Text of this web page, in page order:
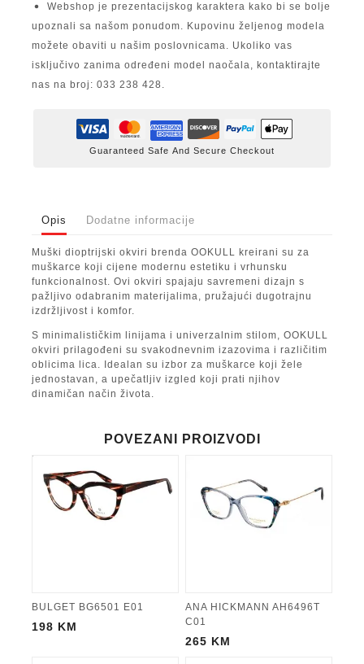
Webshop je prezentacijskog karaktera kako bi se bolje
upoznali sa našom ponudom. Kupovinu željenog modela
možete obaviti u našim poslovnicama. Ukoliko vas
isključivo zanima određeni model naočala, kontaktirajte
nas na broj: 033 238 428.
Guaranteed Safe And Secure Checkout
Opis Dodatne informacije
Muški dioptrijski okviri brenda OOKULL kreirani su za
muškarce koji cijene modernu estetiku i vrhunsku
funkcionalnost. Ovi okviri spajaju savremeni dizajn s
pažljivo odabranim materijalima, pružajući dugotrajnu
izdržljivost i komfor.
S minimalističkim linijama i univerzalnim stilom, OOKULL
okviri prilagođeni su svakodnevnim izazovima i različitim
oblicima lica. Idealan su izbor za muškarce koji žele
jednostavan, a upečatljiv izgled koji prati njihov
dinamičan način života.
POVEZANI PROIZVODI
BULGET BG6501 E01
198 KM
ANA HICKMANN AH6496T
C01
265 KM